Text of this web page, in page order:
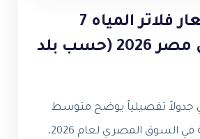
جدول اسعار فلاتر المياه 7
مراحل في مصر 2026 (حسب بلد
جدولاً تفصيلياً يوضح متوسط
الأسعار المتوقعة في السوق المصري لعام 2026،